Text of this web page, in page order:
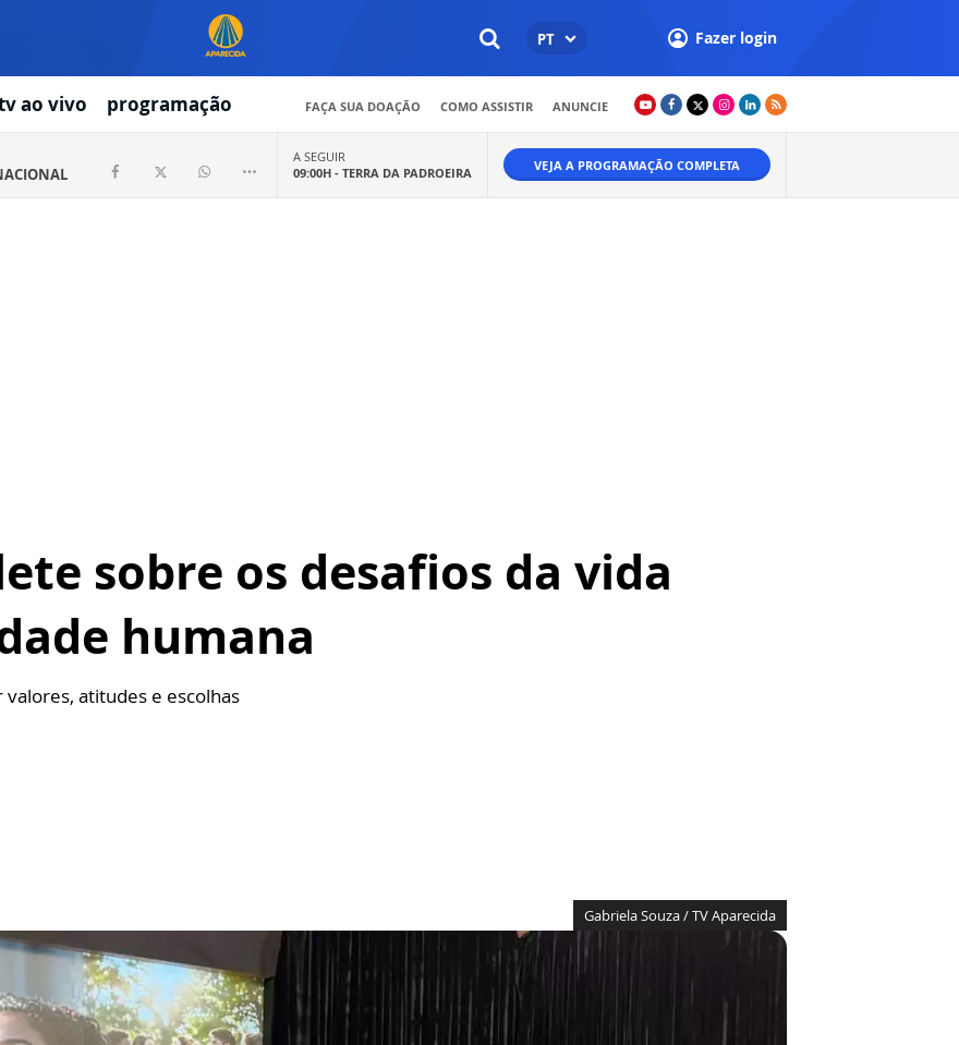
PT Fazer login
ao vivo programação FAÇA SUA DOAÇÃO COMO ASSISTIR ANUNCIE
A SEGUIR
09:00H - TERRA DA PADROEIRA VEJA A PROGRAMAÇÃO COMPLETA
sobre os desafios da vida
humana
atitudes e escolhas
Gabriela Souza / TV Aparecida